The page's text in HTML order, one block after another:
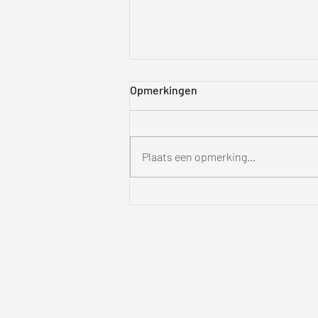
Iemand die je niet mist.
Opmerkingen
Plaats een opmerking...